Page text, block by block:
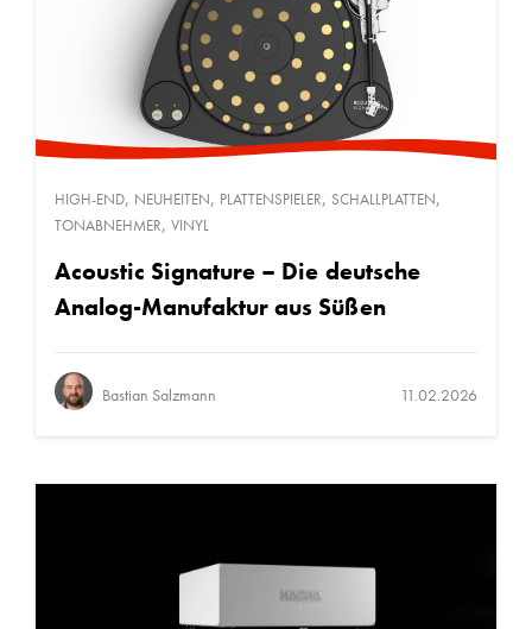
HIGH-END, NEUHEITEN, PLATTENSPIELER, SCHALLPLATTEN,
TONABNEHMER, VINYL
Acoustic Signature – Die deutsche
Analog-Manufaktur aus Süßen
Bastian Salzmann 11.02.2026